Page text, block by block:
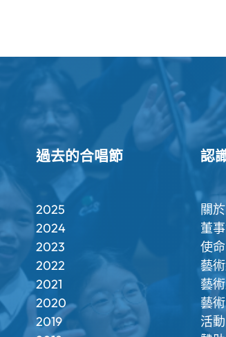
過去的合唱節
2025
2024
2023
2022
2021
2020
2019
認
關
董
使命
藝
藝
藝
活